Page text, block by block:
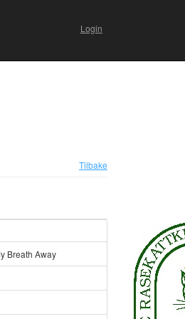
Login
Tilbake
Breath Away